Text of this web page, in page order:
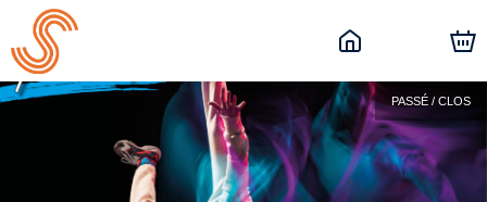
PASSÉ / CLOS